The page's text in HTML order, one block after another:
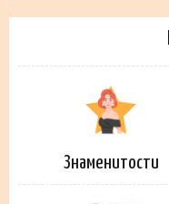
Знаменитости